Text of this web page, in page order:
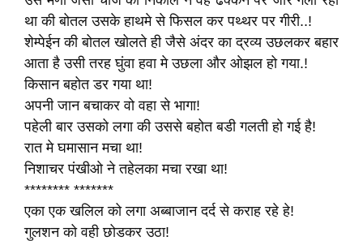
था की बोतल उसके हाथमे से फिसल कर पथ्थर पर गीरी..!
शेम्पेईन की बोतल खोलते ही जैसे अंदर का द्रव्य उछलकर बहार
आता है उसी तरह घुंवा हवा मे उछला और ओझल हो गया.!
किसान बहोत डर गया था!
अपनी जान बचाकर वो वहा से भागा!
पहेली बार उसको लगा की उससे बहोत बडी गलती हो गई है!
रात मे घमासान मचा था!
निशाचर पंखीओ ने तहेलका मचा रखा था!
******** *******
एका एक खलिल को लगा अब्बाजान दर्द से कराह रहे हे!
गुलशन को वही छोडकर उठा!